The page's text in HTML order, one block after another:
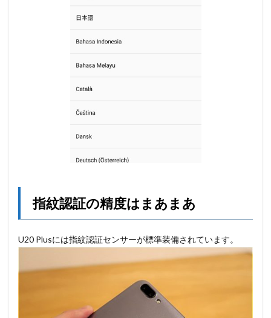
指紋認証の精度はまあまあ
U20 Plusには指紋認証センサーが標準装備されています。